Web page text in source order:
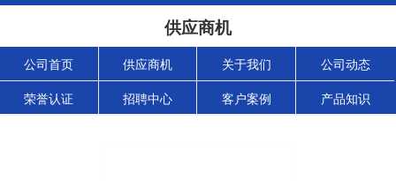
供应商机
公司首页 供应商机 关于我们 公司动态
荣誉认证 招聘中心 客户案例 产品知识